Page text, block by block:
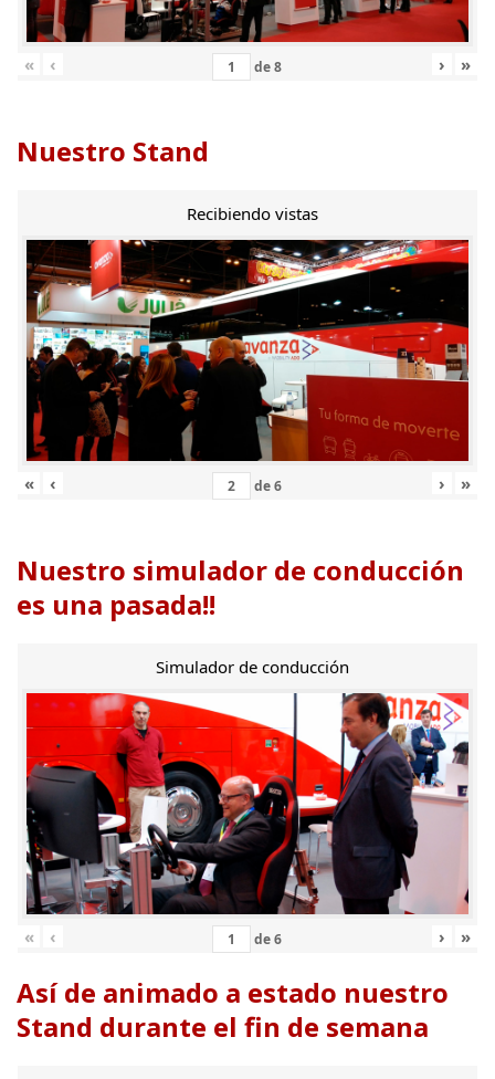
« ‹ de8 › »
Nuestro Stand
Recibiendo vistas
« ‹ de6 › »
Nuestro simulador de conducción
es una pasada!!
Simulador de conducción
« ‹ de6 › »
Así de animado a estado nuestro
Stand durante el fin de semana